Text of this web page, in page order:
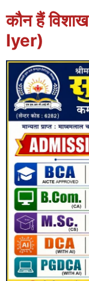
कौन हैं
Iyer)